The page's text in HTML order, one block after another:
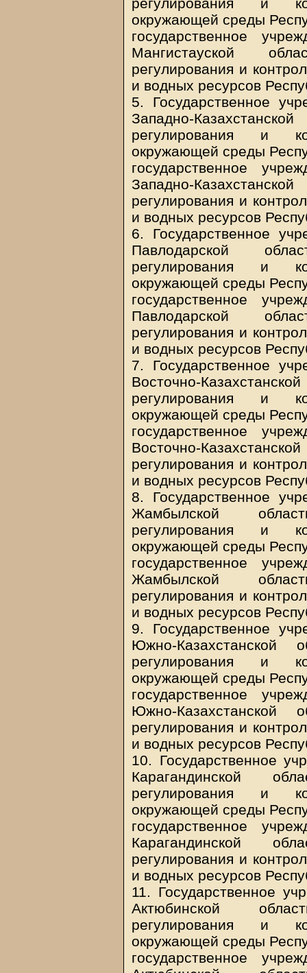
окружающей среды
государственное
Мангистауской
регулирования и
и водных ресурсов
5. Государственное
Западно-
регулирования и
окружающей среды
государственное
Западно-
регулирования и
и водных ресурсов
6. Государственное
Павлодарской
регулирования и
окружающей среды
государственное
Павлодарской
регулирования и
и водных ресурсов
7. Государственное
Восточно-
регулирования и
окружающей среды
государственное
Восточно-
регулирования и
и водных ресурсов
8. Государственное
Жамбылской
регулирования и
окружающей среды
государственное
Жамбылской
регулирования и
и водных ресурсов
9. Государственное
Южно-Казахстанской
регулирования и
окружающей среды
государственное
Южно-Казахстанской
регулирования и
и водных ресурсов
10. Государственное
Карагандинской
регулирования и
окружающей среды
государственное
Карагандинской
регулирования и
и водных ресурсов
11. Государственное
Актюбинской
регулирования и
окружающей среды
государственное